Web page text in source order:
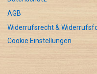
AGB
Widerrufsrecht &
Cookie Einstellungen